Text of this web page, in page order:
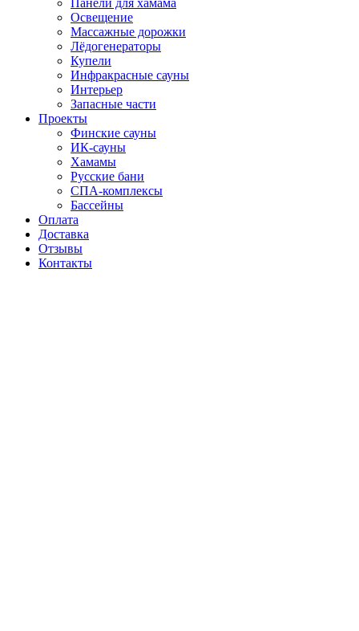
Панели для хамама
Освещение
Массажные дорожки
Лёдогенераторы
Купели
Инфракрасные сауны
Интерьер
Запасные части
Проекты
Финские сауны
ИК-сауны
Хамамы
Русские бани
СПА-комплексы
Бассейны
Оплата
Доставка
Отзывы
Контакты